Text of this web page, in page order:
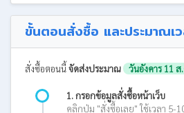
ขั้นตอนสั่งซื้อ และประมาณเว
สั่งซื้อตอนนี้จัดส่งประมาณ วันอังคาร 11 ส
1. กรอกข้อมูลสั่งซื้อหน้าเว็บ
คลิกปุ่ม "สั่งซื้อเลย" ใช้เวลา 5-